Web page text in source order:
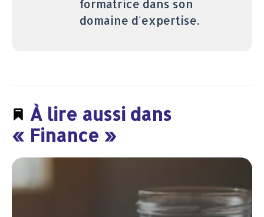
formatrice dans son
domaine d'expertise.
À lire aussi dans
« Finance »